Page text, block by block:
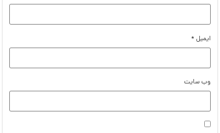
ایمیل *
وب‌ سایت